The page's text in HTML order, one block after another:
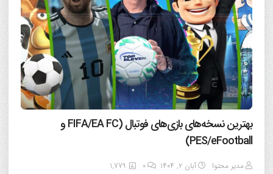
بهترین نسخه‌های بازی‌های فوتبال (FIFA/EA FC و
PES/eFootball)
مدیر محتوا آبان ۲, ۱۴۰۴ 0
1,779